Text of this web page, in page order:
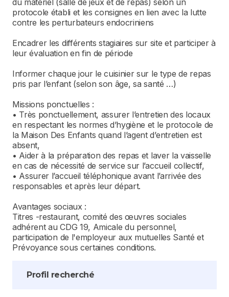
du matériel (salle de jeux et de repas) selon un
protocole établi et les consignes en lien avec la lutte
contre les perturbateurs endocriniens
Encadrer les différents stagiaires sur site et participer à
leur évaluation en fin de période
Informer chaque jour le cuisinier sur le type de repas
pris par l’enfant (selon son âge, sa santé …)
Missions ponctuelles :
• Très ponctuellement, assurer l’entretien des locaux
en respectant les normes d’hygiène et le protocole de
la Maison Des Enfants quand l’agent d’entretien est
absent,
• Aider à la préparation des repas et laver la vaisselle
en cas de nécessité de service sur l’accueil collectif,
• Assurer l’accueil téléphonique avant l’arrivée des
responsables et après leur départ.
Avantages sociaux :
Titres -restaurant, comité des œuvres sociales
adhérent au CDG 19, Amicale du personnel,
participation de l'employeur aux mutuelles Santé et
Prévoyance sous certaines conditions.
Profil recherché